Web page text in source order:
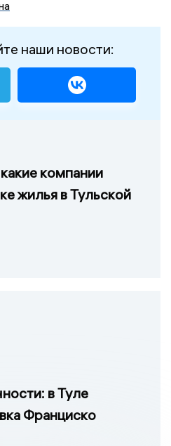
наши новости:
компании
жилья в Тульской
в Туле
Франциско